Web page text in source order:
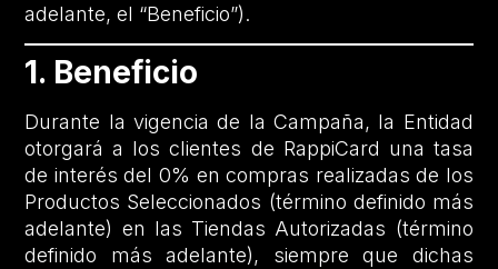
adelante, el “Beneficio”).
1. Beneficio
Durante la vigencia de la Campaña, la Entidad
otorgará a los clientes de RappiCard una tasa
de interés del 0% en compras realizadas de los
Productos Seleccionados (término definido más
adelante) en las Tiendas Autorizadas (término
definido más adelante), siempre que dichas